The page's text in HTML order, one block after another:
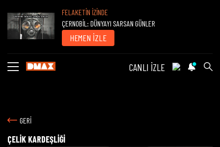
FELAKETİN İZİNDE
ÇERNOBİL: DÜNYAYI SARSAN GÜNLER
HEMEN İZLE
CANLI İZLE
GERİ
ÇELİK KARDEŞLİĞİ